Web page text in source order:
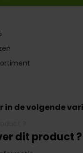
in de volgende
dit product ?